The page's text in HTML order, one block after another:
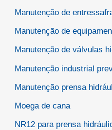
Manutenção de
Manutenção de
Manutenção de válvulas
Manutenção industrial
Manutenção prensa
Moega de cana
NR12 para prensa